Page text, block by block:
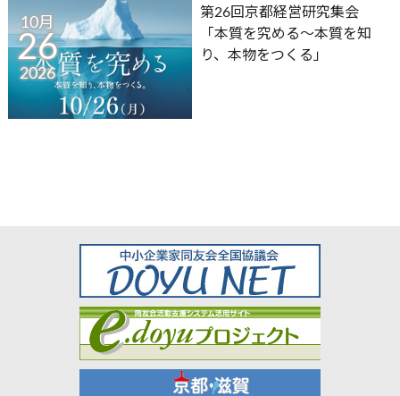
10月
26
2026
第26回京都経営研究集会
「本質を究める～本質を知
り、本物をつくる」